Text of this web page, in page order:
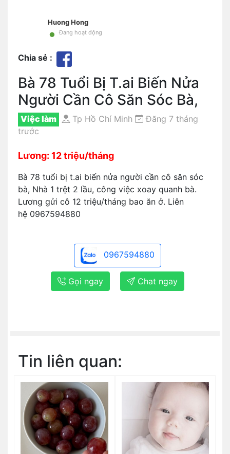
Huong Hong
• Đang hoạt động
Chia sẻ :
Bà 78 Tuổi Bị T.ai Biến Nửa
Người Cần Cô Săn Sóc Bà,
Việc làm Tp Hồ Chí Minh
Đăng 7 tháng
trước
Lương: 12 triệu/tháng
Bà 78 tuổi bị t.ai biến nửa người cần cô săn sóc
bà, Nhà 1 trệt 2 lầu, công việc xoay quanh bà.
Lương gửi cô 12 triệu/tháng bao ăn ở. Liên
hệ 0967594880
0967594880
Gọi ngay Chat ngay
Tin liên quan: